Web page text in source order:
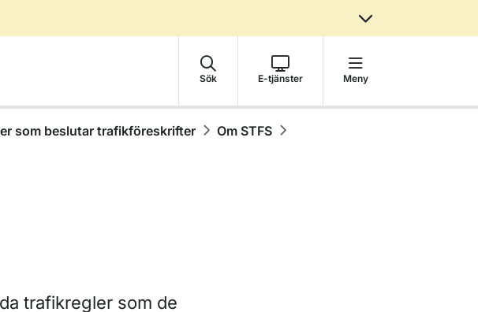
Sök E-tjänster Meny
som beslutar trafikföreskrifter Om STFS
trafikregler som de